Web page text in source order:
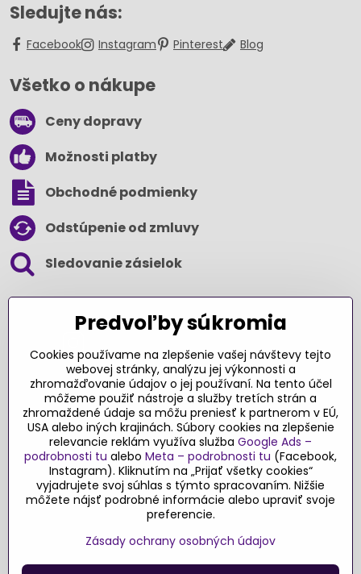
Sledujte nás:
Facebook Instagram Pinterest Blog
Všetko o nákupe
Ceny dopravy
Možnosti platby
Obchodné podmienky
Odstúpenie od zmluvy
Sledovanie zásielok
Ďakujeme za podporu
Sme slovenský e-shop​. Fungujeme len
vďaka vám – rodičom a všetkým, ktorí veria
v poctivý výber kvalitných hračiek s
pridanou hodnotou​. Každý nákup na
Originalnehracky​.sk je pre nás podporou a
motiváciou prinášať hračky a produkty,
ktoré majú zmysel​.
©2026Copyright
Predvoľby súkromia
Cookies používame na zlepšenie vašej návštevy tejto
webovej stránky, analýzu jej výkonnosti a
zhromažďovanie údajov o jej používaní. Na tento účel
môžeme použiť nástroje a služby tretích strán a
zhromaždené údaje sa môžu preniesť k partnerom v EÚ,
USA alebo iných krajinách. Súbory cookies na zlepšenie
relevancie reklám využíva služba Google Ads –
podrobnosti tu alebo Meta – podrobnosti tu (Facebook,
Instagram). Kliknutím na „Prijať všetky cookies“
vyjadrujete svoj súhlas s týmto spracovaním. Nižšie
môžete nájsť podrobné informácie alebo upraviť svoje
preferencie.
Zásady ochrany osobných údajov